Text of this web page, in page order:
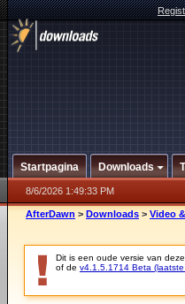
Startpagina Downloads
8/6/2026 1:49:33 PM
AfterDawn > Downloads > Video
Dit is een oude versie van
of de v4.1.5.1714 Beta